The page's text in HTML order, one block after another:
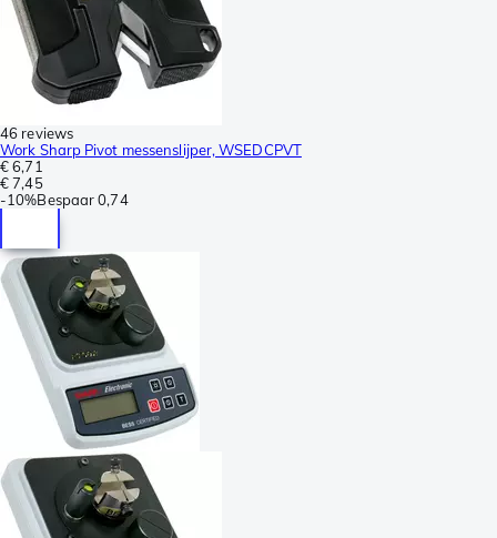
46 reviews
Work Sharp Pivot messenslijper, WSEDCPVT
€ 6,71
€ 7,45
-10%Bespaar 0,74